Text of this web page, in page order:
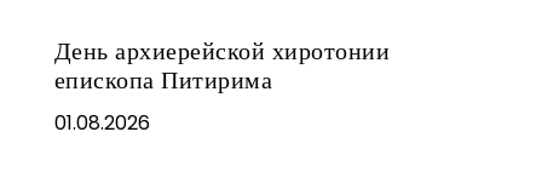
День архиерейской хиротонии
епископа Питирима
01.08.2026